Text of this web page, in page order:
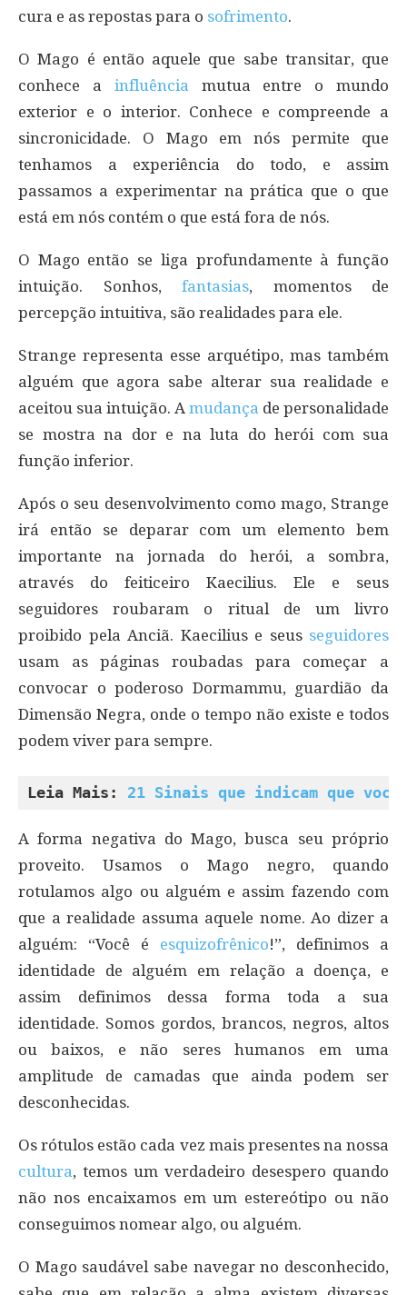
cura e as repostas para o sofrimento.
O Mago é então aquele que sabe transitar, que
conhece a influência mutua entre o mundo
exterior e o interior. Conhece e compreende a
sincronicidade. O Mago em nós permite que
tenhamos a experiência do todo, e assim
passamos a experimentar na prática que o que
está em nós contém o que está fora de nós.
O Mago então se liga profundamente à função
intuição. Sonhos, fantasias, momentos de
percepção intuitiva, são realidades para ele.
Strange representa esse arquétipo, mas também
alguém que agora sabe alterar sua realidade e
aceitou sua intuição. A mudança de personalidade
se mostra na dor e na luta do herói com sua
função inferior.
Após o seu desenvolvimento como mago, Strange
irá então se deparar com um elemento bem
importante na jornada do herói, a sombra,
através do feiticeiro Kaecilius. Ele e seus
seguidores roubaram o ritual de um livro
proibido pela Anciã. Kaecilius e seus seguidores
usam as páginas roubadas para começar a
convocar o poderoso Dormammu, guardião da
Dimensão Negra, onde o tempo não existe e todos
podem viver para sempre.
Leia Mais: 21 Sinais que indicam que você
A forma negativa do Mago, busca seu próprio
proveito. Usamos o Mago negro, quando
rotulamos algo ou alguém e assim fazendo com
que a realidade assuma aquele nome. Ao dizer a
alguém: “Você é esquizofrênico!”, definimos a
identidade de alguém em relação a doença, e
assim definimos dessa forma toda a sua
identidade. Somos gordos, brancos, negros, altos
ou baixos, e não seres humanos em uma
amplitude de camadas que ainda podem ser
desconhecidas.
Os rótulos estão cada vez mais presentes na nossa
cultura, temos um verdadeiro desespero quando
não nos encaixamos em um estereótipo ou não
conseguimos nomear algo, ou alguém.
O Mago saudável sabe navegar no desconhecido,